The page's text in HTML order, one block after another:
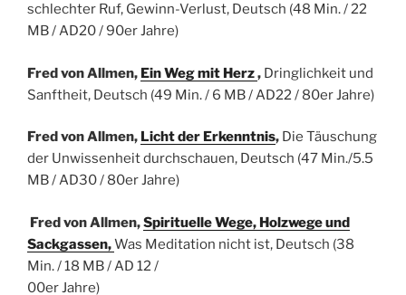
schlechter Ruf, Gewinn-Verlust, Deutsch (48 Min. / 22
MB / AD20 / 90er Jahre)
Fred von Allmen, Ein Weg mit Herz, Dringlichkeit und
Sanftheit, Deutsch (49 Min. / 6 MB / AD22 / 80er Jahre)
Fred von Allmen, Licht der Erkenntnis, Die Täuschung
der Unwissenheit durchschauen, Deutsch (47 Min./5.5
MB / AD30 / 80er Jahre)
Fred von Allmen,Spirituelle Wege, Holzwege und
Sackgassen,Was Meditation nicht ist, Deutsch (38
Min. / 18 MB / AD 12 /
00er Jahre)